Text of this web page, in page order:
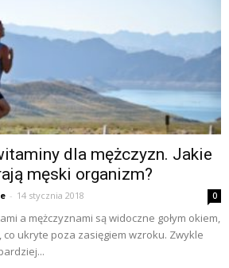
dla mężczyzn. Jakie
męski organizm?
- 14 stycznia 2018 0
a mężczyznami są widoczne gołym okiem,
ukryte poza zasięgiem wzroku. Zwykle